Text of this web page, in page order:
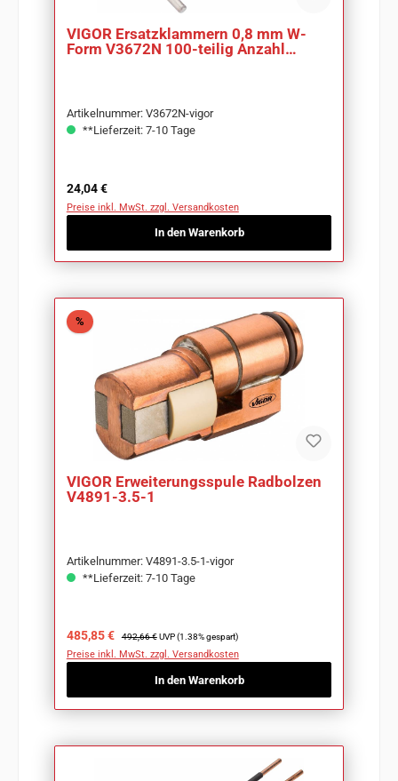
VIGOR Ersatzklammern 0,8 mm W-
Form V3672N 100-teilig Anzahl
Artikelnummer: V3672N-vigor
**Lieferzeit: 7-10 Tage
Regulärer Preis:
24,04 €
Preise inkl. MwSt. zzgl. Versandkosten
In den Warenkorb
%Rabatt
VIGOR Erweiterungsspule Radbolzen
V4891-3.5-1
Artikelnummer: V4891-3.5-1-vigor
**Lieferzeit: 7-10 Tage
Verkaufspreis:
485,85 € Regulärer Preis:
492,66 € UVP (1.38% gespart)
Preise inkl. MwSt. zzgl. Versandkosten
In den Warenkorb